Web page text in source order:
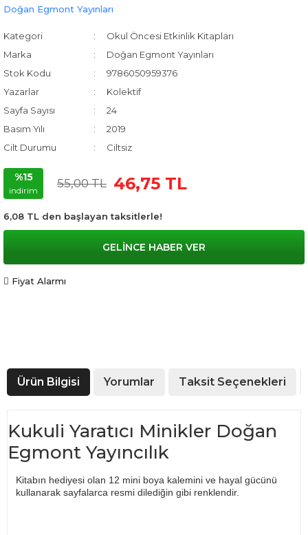
Doğan Egmont Yayınları
Kategori
Okul Öncesi Etkinlik Kitapları
Marka
Doğan Egmont Yayınları
Stok Kodu
9786050959376
Yazarlar
Kolektif
Sayfa Sayısı
24
Basım Yılı
2019
Cilt Durumu
Ciltsiz
%15
indirim
55,00 TL 46,75 TL
6,08 TL den başlayan taksitlerle!
GELİNCE HABER VER
Fiyat Alarmı
Ürün Bilgisi Yorumlar Taksit Seçenekleri
Kukuli Yaratıcı Minikler Doğan
Egmont Yayıncılık
Kitabın hediyesi olan 12 mini boya kalemini ve hayal gücünü
kullanarak sayfalarca resmi dilediğin gibi renklendir.